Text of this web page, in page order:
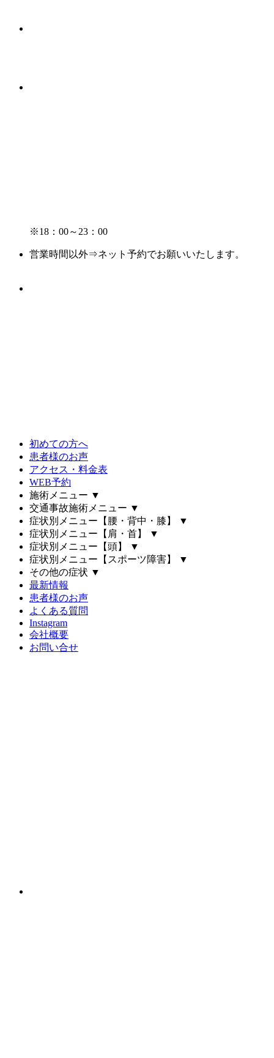
※18：00～23：00
営業時間以外⇒ネット予約でお願いいたします。
初めての方へ
患者様のお声
アクセス・料金表
WEB予約
施術メニュー ▼
交通事故施術メニュー ▼
症状別メニュー【腰・背中・膝】
▼
症状別メニュー【肩・首】
▼
症状別メニュー【頭】
▼
症状別メニュー【スポーツ障害】
▼
その他の症状 ▼
最新情報
患者様のお声
よくある質問
Instagram
会社概要
お問い合せ